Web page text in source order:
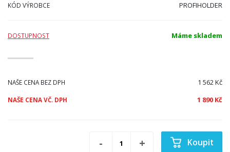
KÓD VÝROBCE PROFIHOLDER
DOSTUPNOST Máme skladem
NAŠE CENA BEZ DPH 1 562 Kč
NAŠE CENA VČ. DPH 1 890 Kč
Koupit